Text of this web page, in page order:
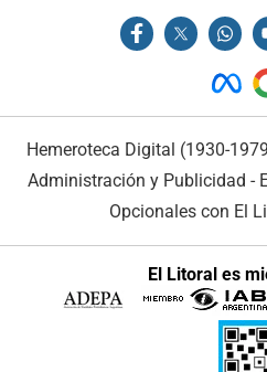
Hemeroteca Digital (1930-
Administración y Publicidad -
Opcionales con El
El Litoral es